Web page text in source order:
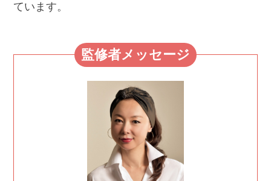
ています。
監修者メッセージ